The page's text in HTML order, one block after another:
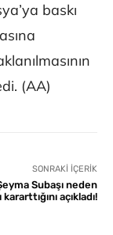
baskı
(AA)
SONRAKI İÇERIK
Subaşı neden
açıkladı!